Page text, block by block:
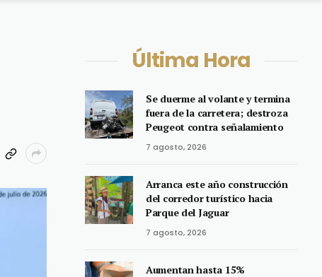
Última Hora
Se duerme al volante y termina
fuera de la carretera; destroza
Peugeot contra señalamiento
7 agosto, 2026
Arranca este año construcción
del corredor turístico hacia
Parque del Jaguar
7 agosto, 2026
Aumentan hasta 15%